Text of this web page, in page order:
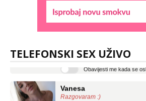
TELEFONSKI SEX UŽIVO
tel:0,93€ - mob:1,12€ min
Razgovaram :)